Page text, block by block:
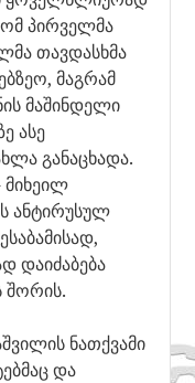
პირველმა
თავდასხმა
მაგრამ
მაშინდელი
ასე
განაცხადა.
მიხეილ
ანტირუსულ
დაიძაბება
შორის.
ნათქვამი
და